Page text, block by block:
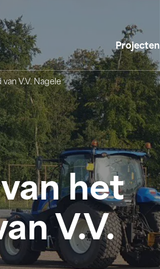
Projecten
V.V. Nagele
het
V.V.